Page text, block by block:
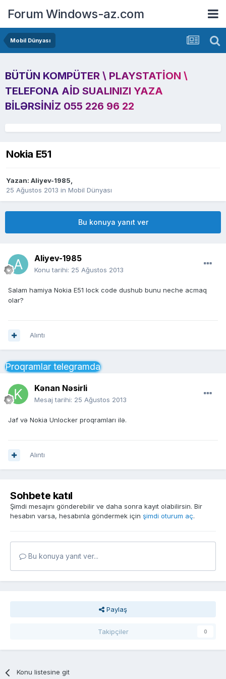
Forum Windows-az.com
Mobil Dünyası
BÜTÜN KOMPÜTER \ PLAYSTATION \
TELEFONA AID SUALINIZI YAZA
BILƏRSINIZ 055 226 96 22
Nokia E51
Yazan: Aliyev-1985,
25 Ağustos 2013 in Mobil Dünyası
Bu konuya yanıt ver
Aliyev-1985
Konu tarihi: 25 Ağustos 2013
Salam hamiya Nokia E51 lock code dushub bunu neche acmaq
olar?
Alıntı
Proqramlar telegramda
Kənan Nəsirli
Mesaj tarihi: 25 Ağustos 2013
Jaf və Nokia Unlocker proqramları ilə.
Alıntı
Sohbete katıl
Şimdi mesajını gönderebilir ve daha sonra kayıt olabilirsin. Bir
hesabın varsa, hesabınla göndermek için şimdi oturum aç.
Bu konuya yanıt ver...
Paylaş
Takipçiler 0
Konu listesine git